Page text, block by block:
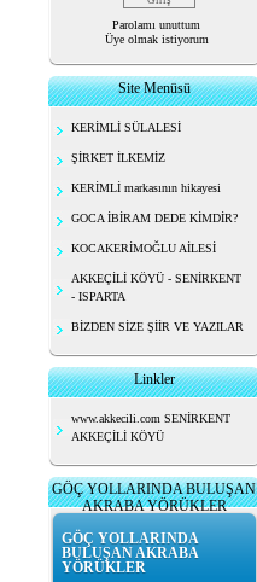
Parolamı unuttum
Üye olmak istiyorum
Site Menüsü
KERİMLİ SÜLALESİ
ŞİRKET İLKEMİZ
KERİMLİ markasının hikayesi
GOCA İBİRAM DEDE KİMDİR?
KOCAKERİMOĞLU AİLESİ
AKKEÇİLİ KÖYÜ - SENİRKENT
- ISPARTA
BİZDEN SİZE ŞİİR VE YAZILAR
Linkler
www.akkecili.com SENİRKENT
AKKEÇİLİ KÖYÜ
GÖÇ YOLLARINDA BULUŞAN
AKRABA YÖRÜKLER
GÖÇ YOLLARINDA
BULUŞAN AKRABA
YÖRÜKLER